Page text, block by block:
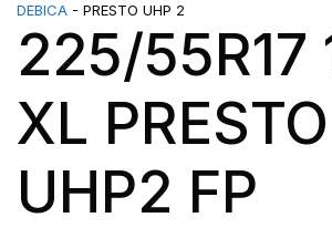
DEBICA - PRESTO UHP 2
225/55R17
XL PRESTO
UHP2 FP